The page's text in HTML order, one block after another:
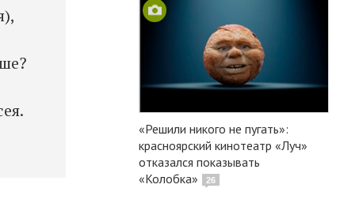
«Решили никого не пугать»:
красноярский кинотеатр «Луч»
отказался показывать
«Колобка»
26